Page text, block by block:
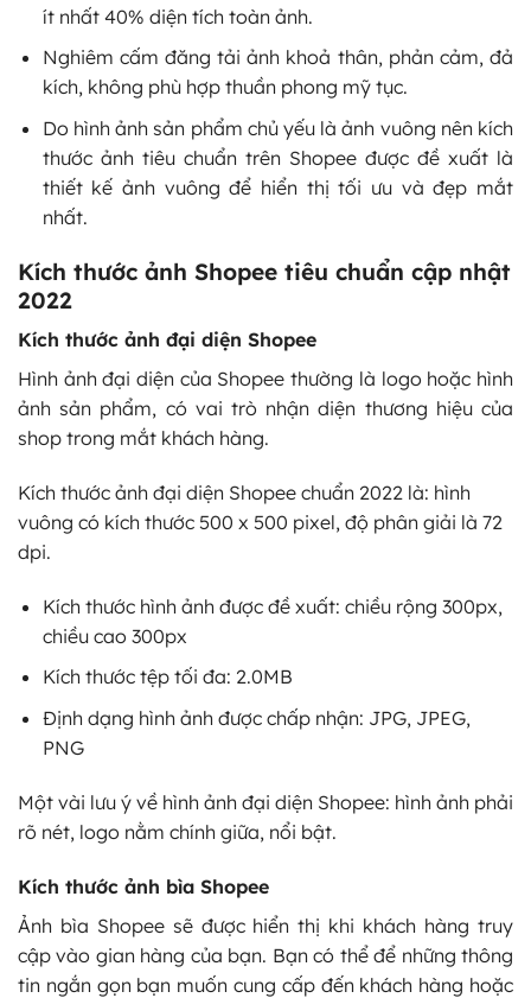
ít nhất 40% diện tích toàn ảnh.
Nghiêm cấm đăng tải ảnh khoả thân, phản cảm, đả
kích, không phù hợp thuần phong mỹ tục.
Do hình ảnh sản phẩm chủ yếu là ảnh vuông nên kích
thước ảnh tiêu chuẩn trên Shopee được đề xuất là
thiết kế ảnh vuông để hiển thị tối ưu và đẹp mắt
nhất.
Kích thước ảnh Shopee tiêu chuẩn cập nhật
2022
Kích thước ảnh đại diện Shopee
Hình ảnh đại diện của Shopee thường là logo hoặc hình
ảnh sản phẩm, có vai trò nhận diện thương hiệu của
shop trong mắt khách hàng.
Kích thước ảnh đại diện Shopee chuẩn 2022 là: hình
vuông có kích thước 500 x 500 pixel, độ phân giải là 72
dpi.
Kích thước hình ảnh được đề xuất: chiều rộng 300px,
chiều cao 300px
Kích thước tệp tối đa: 2.0MB
Định dạng hình ảnh được chấp nhận: JPG, JPEG,
PNG
Một vài lưu ý về hình ảnh đại diện Shopee: hình ảnh phải
rõ nét, logo nằm chính giữa, nổi bật.
Kích thước ảnh bìa Shopee
Ảnh bìa Shopee sẽ được hiển thị khi khách hàng truy
cập vào gian hàng của bạn. Bạn có thể để những thông
tin ngắn gọn bạn muốn cung cấp đến khách hàng hoặc